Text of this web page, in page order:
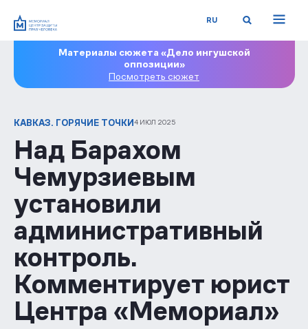
RU
Материалы сюжета «Дело ингушской
оппозиции»
Посмотреть сюжет
КАВКАЗ. ГОРЯЧИЕ ТОЧКИ4 ИЮЛ 2025
Над Барахом
Чемурзиевым
установили
административный
контроль.
Комментирует юрист
Центра «Мемориал»